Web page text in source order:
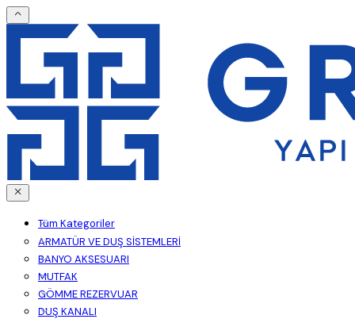
Tüm Kategoriler
ARMATÜR VE DUŞ SİSTEMLERİ
BANYO AKSESUARI
MUTFAK
GÖMME REZERVUAR
DUŞ KANALI